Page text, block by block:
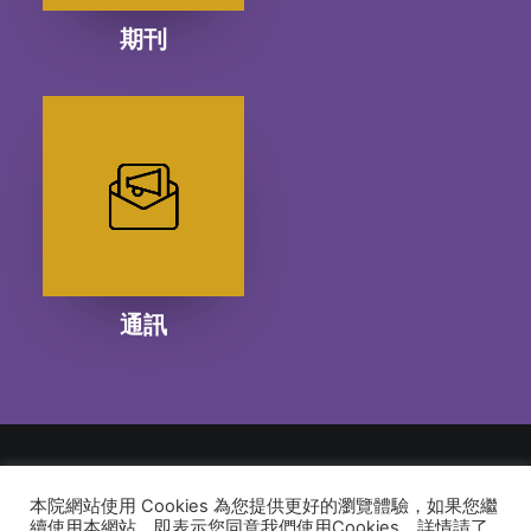
期刊
通訊
© 2026 建道神學院Alliance Bible Seminary. All rights reserved
本院網站使用 Cookies 為您提供更好的瀏覽體驗，如果您繼